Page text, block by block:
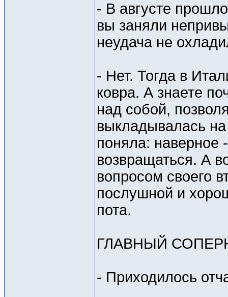
- В августе
вы заняли
неудача не
- Нет. Тогда в
ковра. А знаете
над собой,
выкладывалась
поняла:
возвращаться. А
вопросом своего
послушной и
пота.
ГЛАВНЫЙ
- Приходилось